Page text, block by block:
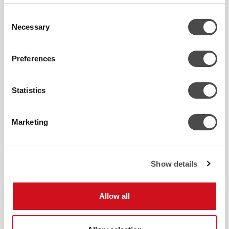
Selection
Necessary
Preferences
Statistics
Marketing
Show details
Allow all
Külmaveejaamade ja veejahutite